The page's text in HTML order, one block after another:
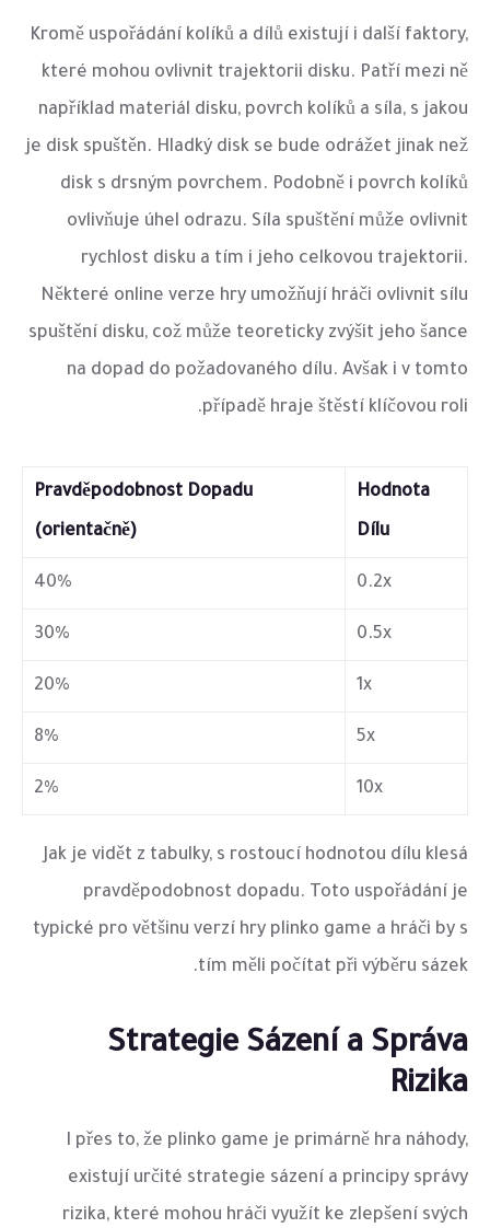
Kromě uspořádání kolíků a dílů existují i další faktory,
které mohou ovlivnit trajektorii disku. Patří mezi ně
například materiál disku, povrch kolíků a síla, s jakou
je disk spuštěn. Hladký disk se bude odrážet jinak než
disk s drsným povrchem. Podobně i povrch kolíků
ovlivňuje úhel odrazu. Síla spuštění může ovlivnit
rychlost disku a tím i jeho celkovou trajektorii.
Některé online verze hry umožňují hráči ovlivnit sílu
spuštění disku, což může teoreticky zvýšit jeho šance
na dopad do požadovaného dílu. Avšak i v tomto
případě hraje štěstí klíčovou roli.
Hodnota
Dílu
Pravděpodobnost Dopadu
(orientačně)
0.2x
40%
0.5x
30%
1x
20%
5x
8%
10x
2%
Jak je vidět z tabulky, s rostoucí hodnotou dílu klesá
pravděpodobnost dopadu. Toto uspořádání je
typické pro většinu verzí hry plinko game a hráči by s
tím měli počítat při výběru sázek.
Strategie Sázení a Správa
Rizika
I přes to, že plinko game je primárně hra náhody,
existují určité strategie sázení a principy správy
rizika, které mohou hráči využít ke zlepšení svých